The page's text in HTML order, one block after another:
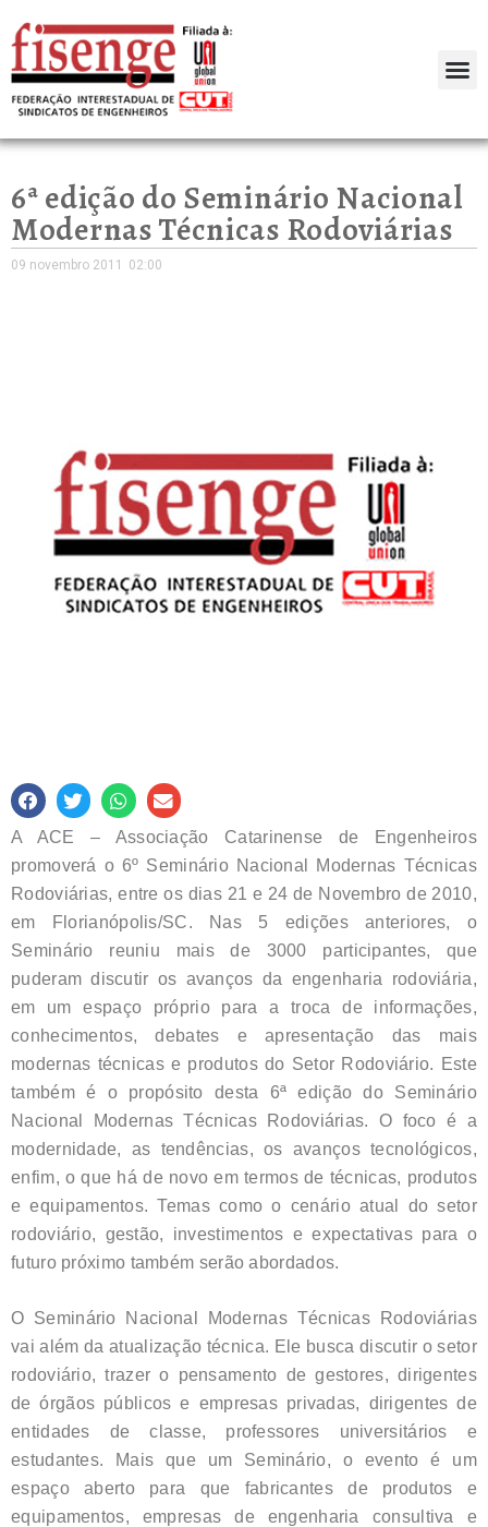
6ª edição do Seminário Nacional
Modernas Técnicas Rodoviárias
09 novembro 2011 02:00
A ACE – Associação Catarinense de Engenheiros
promoverá o 6º Seminário Nacional Modernas Técnicas
Rodoviárias, entre os dias 21 e 24 de Novembro de 2010,
em Florianópolis/SC. Nas 5 edições anteriores, o
Seminário reuniu mais de 3000 participantes, que
puderam discutir os avanços da engenharia rodoviária,
em um espaço próprio para a troca de informações,
conhecimentos, debates e apresentação das mais
modernas técnicas e produtos do Setor Rodoviário. Este
também é o propósito desta 6ª edição do Seminário
Nacional Modernas Técnicas Rodoviárias. O foco é a
modernidade, as tendências, os avanços tecnológicos,
enfim, o que há de novo em termos de técnicas, produtos
e equipamentos. Temas como o cenário atual do setor
rodoviário, gestão, investimentos e expectativas para o
futuro próximo também serão abordados.
O Seminário Nacional Modernas Técnicas Rodoviárias
vai além da atualização técnica. Ele busca discutir o setor
rodoviário, trazer o pensamento de gestores, dirigentes
de órgãos públicos e empresas privadas, dirigentes de
entidades de classe, professores universitários e
estudantes. Mais que um Seminário, o evento é um
espaço aberto para que fabricantes de produtos e
equipamentos, empresas de engenharia consultiva e